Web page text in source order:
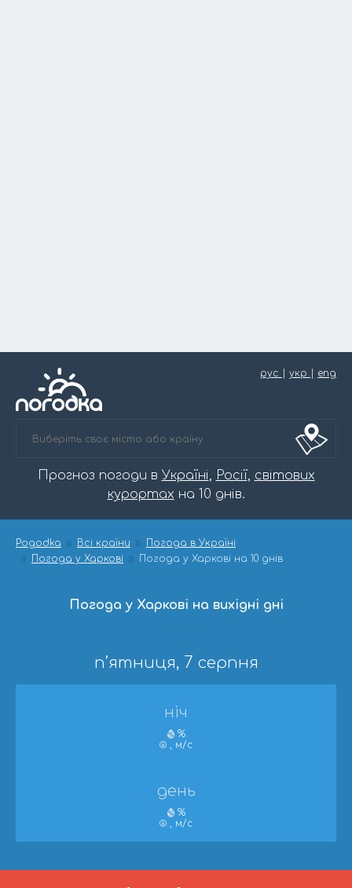
рус укр eng
Прогноз погоди в Україні, Росії, світових
курортах на 10 днів.
Pogodka Всі країни
Погода в Україні
Погода у Харкові
Погода у Харкові на 10 днів
Погода у Харкові на вихідні дні
п’ятниця, 7 серпня
ніч
%
, м/с
день
%
, м/с